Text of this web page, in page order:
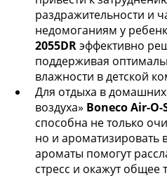
раздражительности и
недомоганиям у
2055DRэффективно
поддерживая
влажности в детской
Для отдыха в
воздуха» Boneco Air-O-
способна не только
но и ароматизировать
ароматы помогут
стресс и окажут